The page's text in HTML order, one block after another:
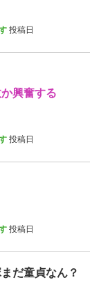
投稿日
興奮する
投稿日
投稿日
だ童貞なん？